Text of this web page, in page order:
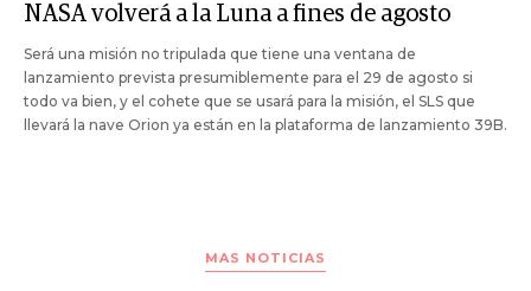
NASA volverá a la Luna a fines de agosto
Será una misión no tripulada que tiene una ventana de
lanzamiento prevista presumiblemente para el 29 de agosto si
todo va bien, y el cohete que se usará para la misión, el SLS que
llevará la nave Orion ya están en la plataforma de lanzamiento 39B.
MAS NOTICIAS